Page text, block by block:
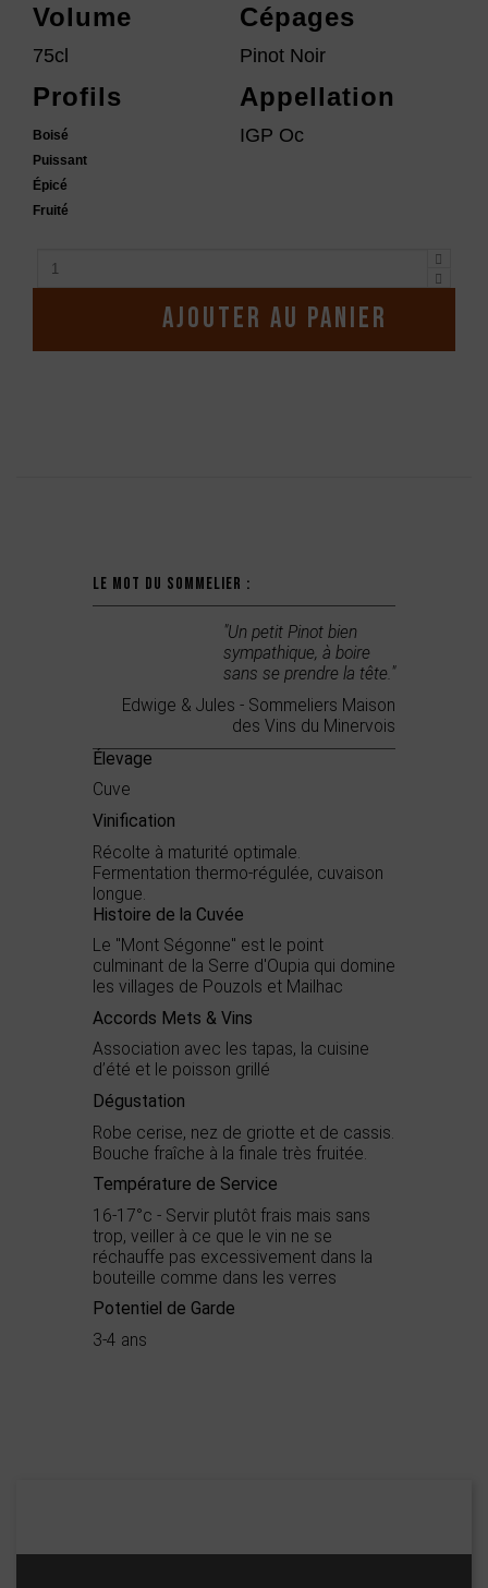
Volume
75cl
Cépages
Pinot Noir
Profils
Boisé
Puissant
Épicé
Fruité
Appellation
IGP Oc
Ajouter au panier
Le mot du sommelier :
"Un petit Pinot bien
sympathique, à boire
sans se prendre la tête."
Edwige & Jules - Sommeliers Maison
des Vins du Minervois
Élevage
Cuve
Vinification
Récolte à maturité optimale.
Fermentation thermo-régulée, cuvaison
longue.
Histoire de la Cuvée
Le "Mont Ségonne" est le point
culminant de la Serre d'Oupia qui domine
les villages de Pouzols et Mailhac
Accords Mets & Vins
Association avec les tapas, la cuisine
d’été et le poisson grillé
Dégustation
Robe cerise, nez de griotte et de cassis.
Bouche fraîche à la finale très fruitée.
Température de Service
16-17°c - Servir plutôt frais mais sans
trop, veiller à ce que le vin ne se
réchauffe pas excessivement dans la
bouteille comme dans les verres
Potentiel de Garde
3-4 ans